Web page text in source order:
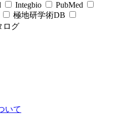
Integbio
PubMed
極地研学術DB
ログ
いて